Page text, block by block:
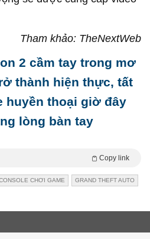
Tham khảo: TheNextWeb
2 cầm tay trong mơ
thành hiện thực, tất
huyền thoại giờ đây
lòng bàn tay
Copy link
CHƠI GAME GRAND THEFT AUTO